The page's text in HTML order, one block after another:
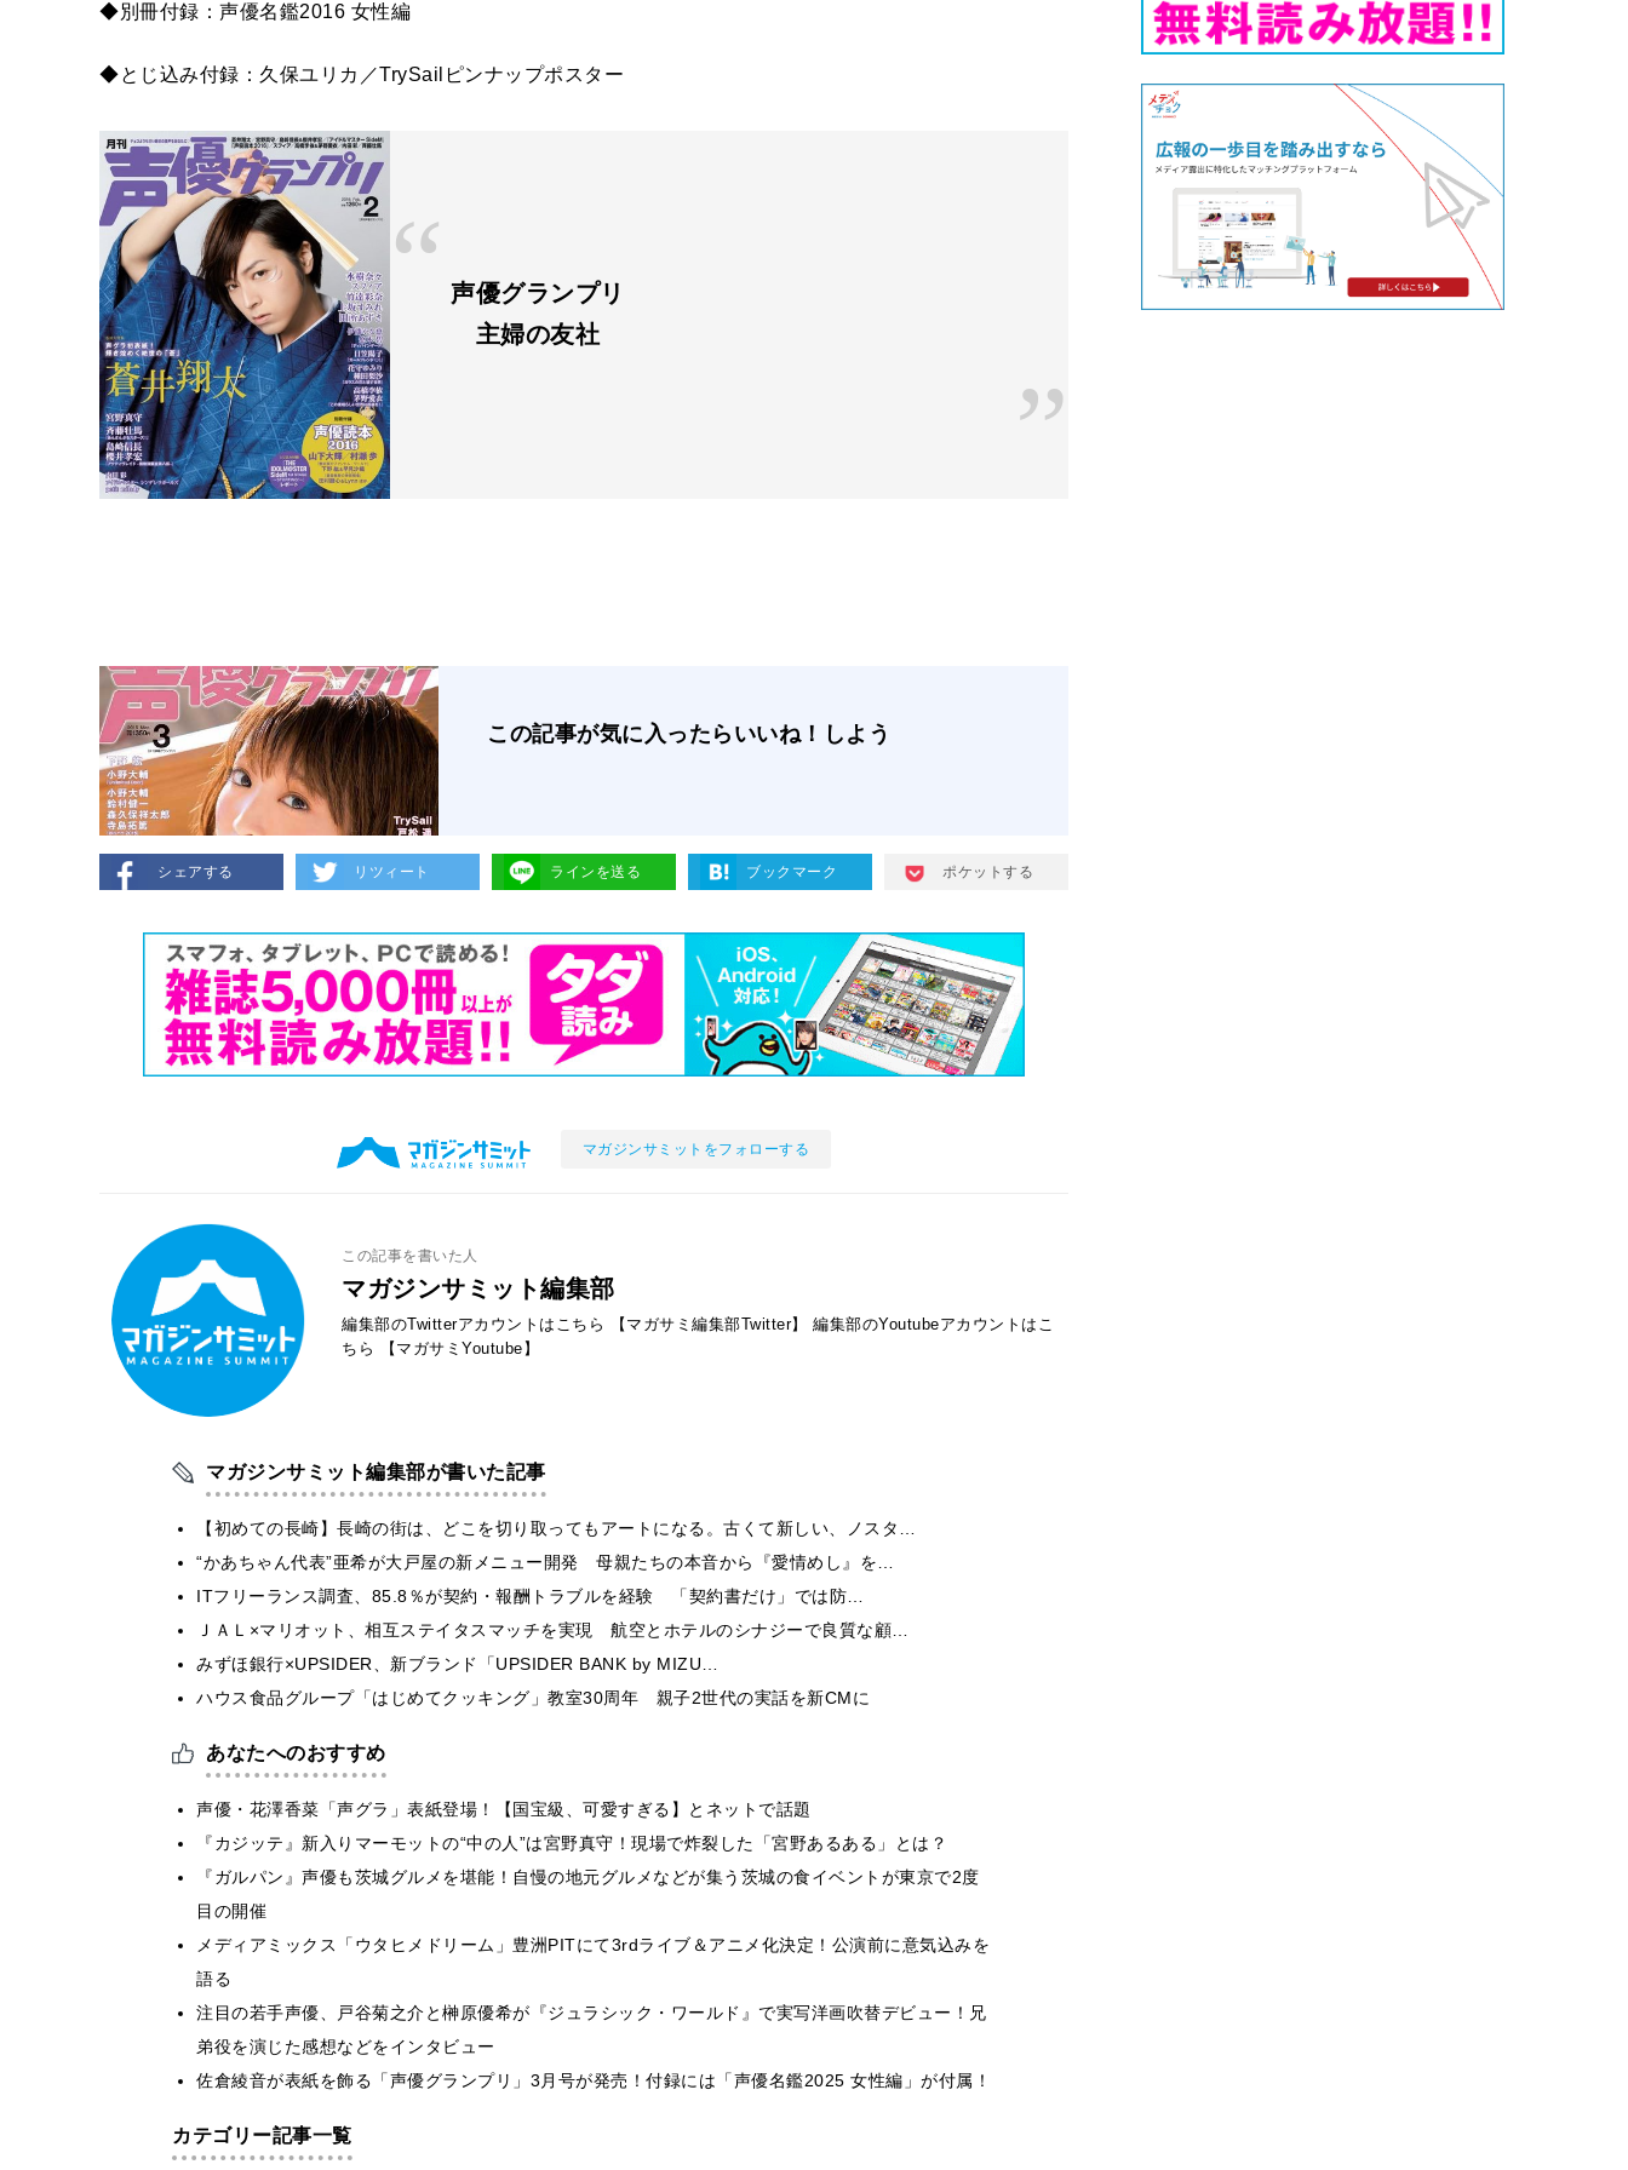
◆別冊付録：声優名鑑2016 女性編
◆とじ込み付録：久保ユリカ／TrySailピンナップポスター
声優グランプリ
主婦の友社
この記事が気に入ったらいいね！しよう
シェアする リツィート ラインを送る ブックマーク ポケットする
マガジンサミットをフォローする
この記事を書いた人
マガジンサミット編集部
編集部のTwitterアカウントはこちら 【マガサミ編集部Twitter】
編集部のYoutubeアカウントはこ
ちら
【マガサミYoutube】
マガジンサミット編集部が書いた記事
【初めての長崎】長崎の街は、どこを切り取ってもアートになる。古くて新しい、ノスタ…
“かあちゃん代表”亜希が大戸屋の新メニュー開発 母親たちの本音から『愛情めし』を…
ITフリーランス調査、85.8％が契約・報酬トラブルを経験 「契約書だけ」では防…
ＪＡＬ×マリオット、相互ステイタスマッチを実現 航空とホテルのシナジーで良質な顧…
みずほ銀行×UPSIDER、新ブランド「UPSIDER BANK by MIZU…
ハウス食品グループ「はじめてクッキング」教室30周年 親子2世代の実話を新CMに
あなたへのおすすめ
声優・花澤香菜「声グラ」表紙登場！【国宝級、可愛すぎる】とネットで話題
『カジッテ』新入りマーモットの“中の人”は宮野真守！現場で炸裂した「宮野あるある」とは？
『ガルパン』声優も茨城グルメを堪能！自慢の地元グルメなどが集う茨城の食イベントが東京で2度
目の開催
メディアミックス「ウタヒメドリーム」豊洲PITにて3rdライブ＆アニメ化決定！公演前に意気込みを
語る
注目の若手声優、戸谷菊之介と榊原優希が『ジュラシック・ワールド』で実写洋画吹替デビュー！兄
弟役を演じた感想などをインタビュー
佐倉綾音が表紙を飾る「声優グランプリ」3月号が発売！付録には「声優名鑑2025 女性編」が付属！
カテゴリー記事一覧